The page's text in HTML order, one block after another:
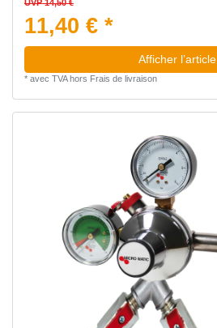
UVP 14,50 €
11,40 € *
Afficher l’article
* avec TVAhors Frais de livraison